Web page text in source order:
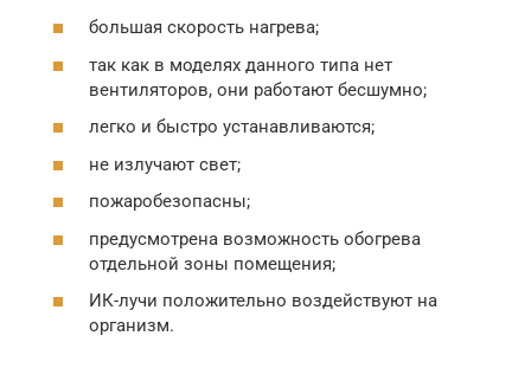
большая скорость нагрева;
так как в моделях данного типа нет
вентиляторов, они работают бесшумно;
легко и быстро устанавливаются;
не излучают свет;
пожаробезопасны;
предусмотрена возможность обогрева
отдельной зоны помещения;
ИК-лучи положительно воздействуют на
организм.